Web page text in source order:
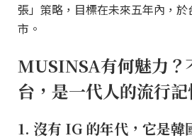
張」策略，目標在未來五年內，
市。
MUSINSA有何魅力？
台，是一代人的流行
1. 沒有 IG 的年代，它是韓